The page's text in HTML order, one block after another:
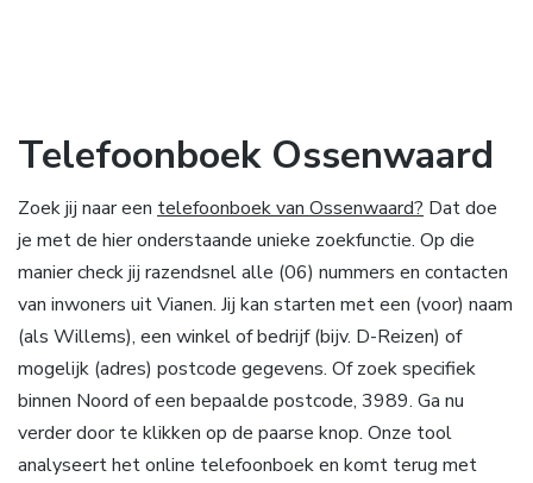
Telefoonboek Ossenwaard
Zoek jij naar een telefoonboek van Ossenwaard? Dat doe
je met de hier onderstaande unieke zoekfunctie. Op die
manier check jij razendsnel alle (06) nummers en contacten
van inwoners uit Vianen. Jij kan starten met een (voor) naam
(als Willems), een winkel of bedrijf (bijv. D-Reizen) of
mogelijk (adres) postcode gegevens. Of zoek specifiek
binnen Noord of een bepaalde postcode, 3989. Ga nu
verder door te klikken op de paarse knop. Onze tool
analyseert het online telefoonboek en komt terug met